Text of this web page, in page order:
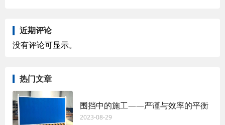
近期评论
没有评论可显示。
热门文章
围挡中的施工——严谨与效率的平衡
2023-08-29